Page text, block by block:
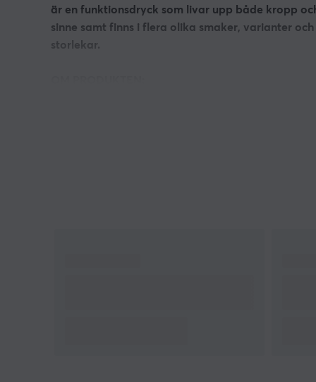
är en funktionsdryck som livar upp både kropp
sinne samt finns i flera olika smaker, varianter och
storlekar.